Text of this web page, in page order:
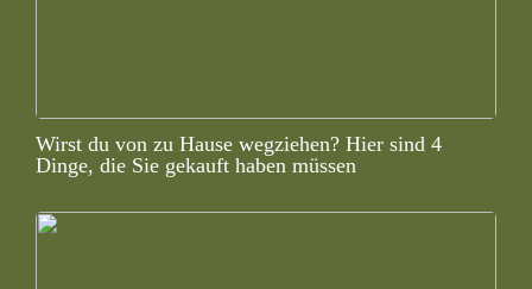
Wirst du von zu Hause wegziehen? Hier sind 4
Dinge, die Sie gekauft haben müssen